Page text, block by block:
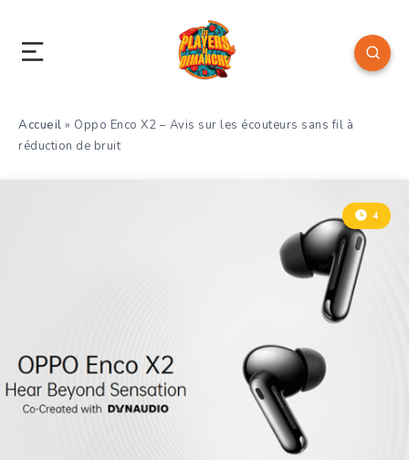
Accueil » Oppo Enco X2 – Avis sur les écouteurs sans fil à
réduction de bruit
4